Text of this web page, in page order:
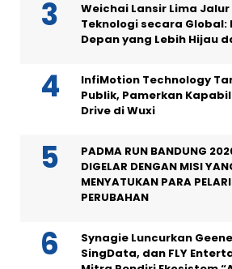
Weichai Lansir Lima
Teknologi secara Global:
Depan yang Lebih Hijau
InfiMotion Technology
Publik, Pamerkan
Drive di Wuxi
PADMA RUN BANDUNG
DIGELAR DENGAN MISI
MENYATUKAN PARA
PERUBAHAN
Synagie Luncurkan
SingData, dan FLY